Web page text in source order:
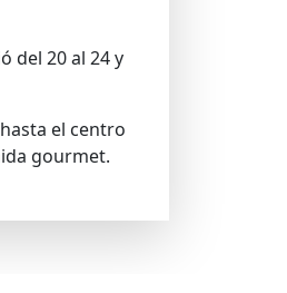
del 20 al 24 y
el centro
gourmet.